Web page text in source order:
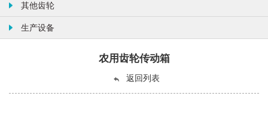
其他齿轮
生产设备
农用齿轮传动箱
返回列表